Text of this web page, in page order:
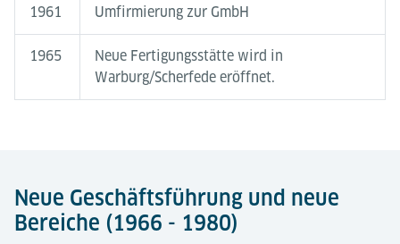
1961 Umfirmierung zur GmbH
1965
Neue Fertigungsstätte wird in
Warburg/Scherfede eröffnet.
Neue Geschäftsführung und neue
Bereiche (1966 - 1980)